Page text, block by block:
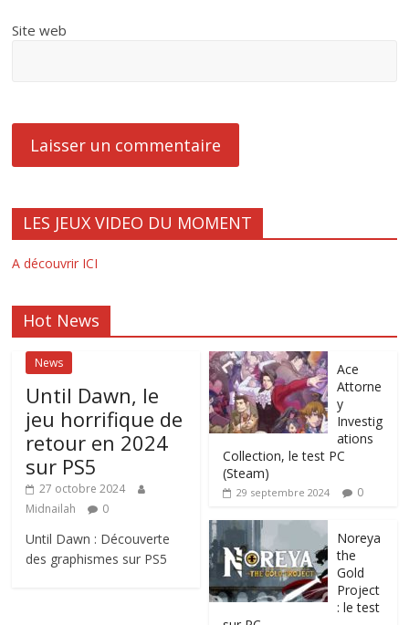
Site web
LES JEUX VIDEO DU MOMENT
A découvrir ICI
Hot News
News
Until Dawn, le
jeu horrifique de
retour en 2024
sur PS5
27 octobre 2024
Midnailah
0
Until Dawn : Découverte
des graphismes sur PS5
Ace
Attorne
y
Investig
ations
Collection, le test PC
(Steam)
29 septembre 2024 0
Noreya
the
Gold
Project
: le test